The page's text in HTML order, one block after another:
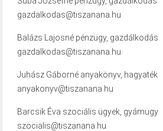
gazdalkodas@tiszanana.hu
Balázs Lajosné pénzügy, gazdálkodás
gazdalkodas@tiszanana.hu
Juhász Gáborné anyakönyv, hagyaték
anyakonyv@tiszanana.hu
Barcsik Éva szociális ügyek, gyámügy
szocialis@tiszanana.hu